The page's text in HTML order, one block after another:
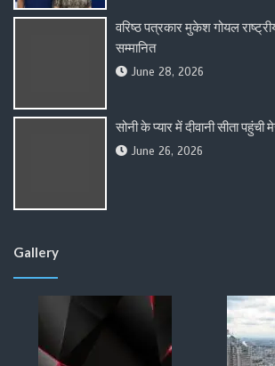
वरिष्ठ पत्रकार मुकेश गोयल
सम्मानित
June 28, 2026
सोनी के प्यार में दीवानी सीता पहुंची
June 26, 2026
Gallery